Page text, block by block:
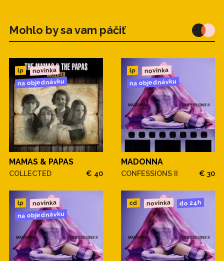
Mohlo by sa vam páčiť
lp novinka
na objednávku
MAMAS & PAPAS
COLLECTED € 40
lp novinka
na objednávku
MADONNA
CONFESSIONS II € 30
lp novinka
na objednávku
cd novinka do 24h